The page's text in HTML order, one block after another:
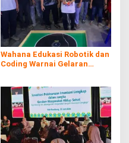
Wahana Edukasi Robotik dan
Coding Warnai Gelaran